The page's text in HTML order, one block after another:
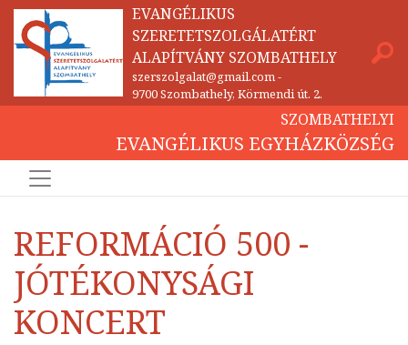
EVANGÉLIKUS
SZERETETSZOLGÁLATÉRT
ALAPÍTVÁNY SZOMBATHELY
szerszolgalat@gmail.com-
9700 Szombathely, Körmendi út. 2.
SZOMBATHELYI
EVANGÉLIKUS EGYHÁZKÖZSÉG
REFORMÁCIÓ 500 -
JÓTÉKONYSÁGI
KONCERT